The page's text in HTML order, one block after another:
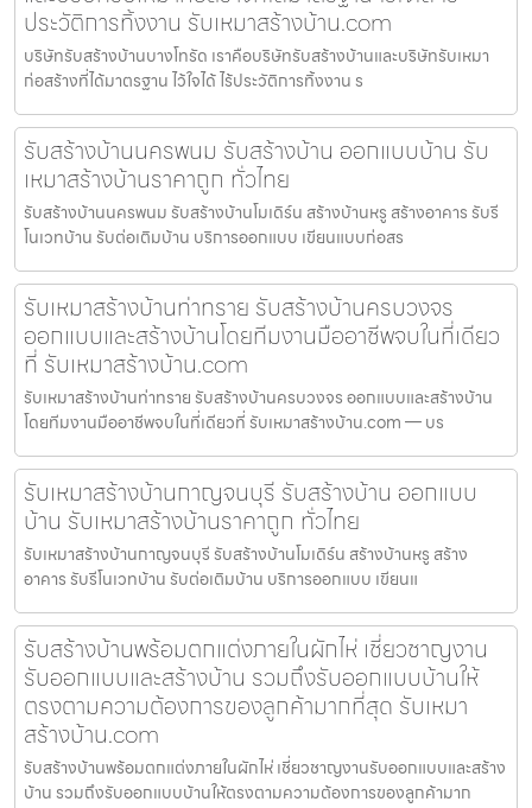
ประวัติการทิ้งงาน รับเหมาสร้างบ้าน.com
บริษัทรับสร้างบ้านบางโทรัด เราคือบริษัทรับสร้างบ้านและบริษัทรับเหมา
ก่อสร้างที่ได้มาตรฐาน ไว้ใจได้ ไร้ประวัติการทิ้งงาน ร
รับสร้างบ้านนครพนม รับสร้างบ้าน ออกแบบบ้าน รับ
เหมาสร้างบ้านราคาถูก ทั่วไทย
รับสร้างบ้านนครพนม รับสร้างบ้านโมเดิร์น สร้างบ้านหรู สร้างอาคาร รับรี
โนเวทบ้าน รับต่อเติมบ้าน บริการออกแบบ เขียนแบบก่อสร
รับเหมาสร้างบ้านท่าทราย รับสร้างบ้านครบวงจร
ออกแบบและสร้างบ้านโดยทีมงานมืออาชีพจบในที่เดียว
ที่ รับเหมาสร้างบ้าน.com
รับเหมาสร้างบ้านท่าทราย รับสร้างบ้านครบวงจร ออกแบบและสร้างบ้าน
โดยทีมงานมืออาชีพจบในที่เดียวที่ รับเหมาสร้างบ้าน.com — บร
รับเหมาสร้างบ้านกาญจนบุรี รับสร้างบ้าน ออกแบบ
บ้าน รับเหมาสร้างบ้านราคาถูก ทั่วไทย
รับเหมาสร้างบ้านกาญจนบุรี รับสร้างบ้านโมเดิร์น สร้างบ้านหรู สร้าง
อาคาร รับรีโนเวทบ้าน รับต่อเติมบ้าน บริการออกแบบ เขียนแ
รับสร้างบ้านพร้อมตกแต่งภายในผักไห่ เชี่ยวชาญงาน
รับออกแบบและสร้างบ้าน รวมถึงรับออกแบบบ้านให้
ตรงตามความต้องการของลูกค้ามากที่สุด รับเหมา
สร้างบ้าน.com
รับสร้างบ้านพร้อมตกแต่งภายในผักไห่ เชี่ยวชาญงานรับออกแบบและสร้าง
บ้าน รวมถึงรับออกแบบบ้านให้ตรงตามความต้องการของลูกค้ามาก